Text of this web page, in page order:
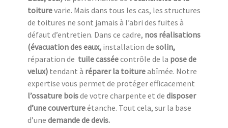
toiturevarie. Mais dans tous les cas, les structures
de toitures ne sont jamais à l’abri des fuites à
défaut d’entretien. Dans ce cadre, nos réalisations
(évacuation des eaux, installation de solin,
réparation de tuile casséecontrôle de la pose de
velux) tendant à réparer la toitureabîmée. Notre
expertise vous permet de protéger efficacement
l’ossature boisde votre charpente et de disposer
d’une couvertureétanche. Tout cela, sur la base
d’une demande de devis.